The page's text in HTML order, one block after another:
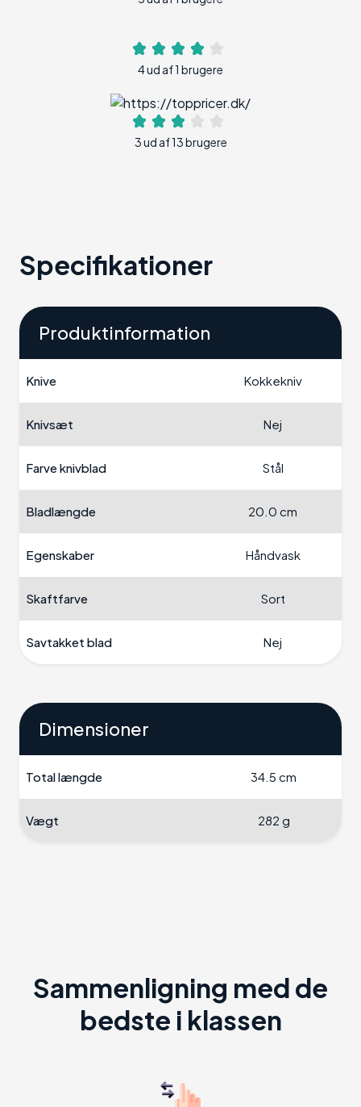
4 ud af 1 brugere
3 ud af 13 brugere
Specifikationer
Produktinformation
Knive Kokkekniv
Knivsæt Nej
Farve knivblad Stål
Bladlængde 20.0 cm
Egenskaber Håndvask
Skaftfarve Sort
Savtakket blad Nej
Dimensioner
Total længde 34.5 cm
Vægt 282 g
Sammenligning med de
bedste i klassen